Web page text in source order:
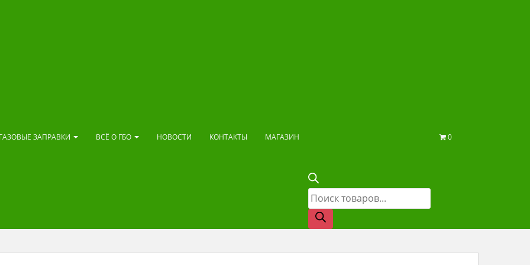
ГАЗОВЫЕ ЗАПРАВКИ ВСЁ О ГБО НОВОСТИ КОНТАКТЫ МАГАЗИН
Поиск
товаров
0